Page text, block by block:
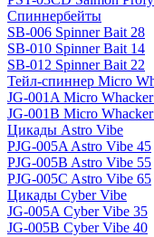
Спиннербейты
SB-006 Spinner Bait 28
SB-010 Spinner Bait 14
SB-012 Spinner Bait 22
Тейл-спиннер Micro
JG-001A Micro
JG-001B Micro
Цикады Astro Vibe
PJG-005A Astro Vibe 45
PJG-005B Astro Vibe 55
PJG-005C Astro Vibe 65
Цикады Cyber Vibe
JG-005A Cyber Vibe 35
JG-005B Cyber Vibe 40